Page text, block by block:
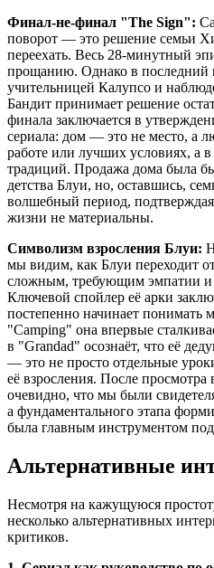
Финал-не-финал "The Sign":
поворот — это решение семьи
переехать. Весь 28-минутный
прощанию. Однако в последний
учительницей Калупсо и
Бандит принимает решение
финала заключается в
сериала: дом — это не место, а
работе или лучших условиях, а
традиций. Продажа дома была
детства Блуи, но, оставшись,
волшебный период,
жизни не материальны.
Символизм взросления Блуи:
мы видим, как Блуи переходит
сложным, требующим эмпатии и
Ключевой спойлер её арки
постепенно начинает понимать
"Camping" она впервые
в "Grandad" осознаёт, что её
— это не просто отдельные
её взросления. После просмотра
очевидно, что мы были
а фундаментального этапа
была главным инструментом
Альтернативные
Несмотря на кажущуюся
несколько альтернативных
критиков.